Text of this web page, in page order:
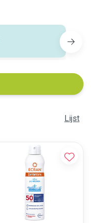
Lijst